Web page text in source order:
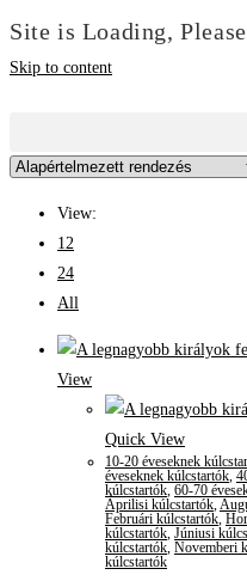
Site is Loading,
Skip to content
View:
12
24
All
View
Quick View
10-20 éveseknek
éveseknek kúlcstartók,
kúlcstartók, 60-70
Áprilisi kúlcstartók,
Februári kúlcstartók,
kúlcstartók, Júniusi
kúlcstartók, Novemberi
kúlcstartók